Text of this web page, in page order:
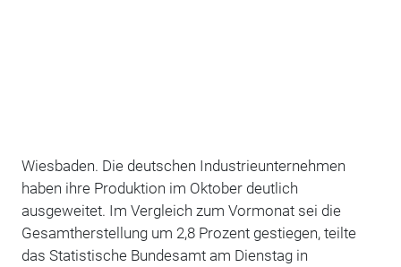
Wiesbaden. Die deutschen Industrieunternehmen
haben ihre Produktion im Oktober deutlich
ausgeweitet. Im Vergleich zum Vormonat sei die
Gesamtherstellung um 2,8 Prozent gestiegen, teilte
das Statistische Bundesamt am Dienstag in